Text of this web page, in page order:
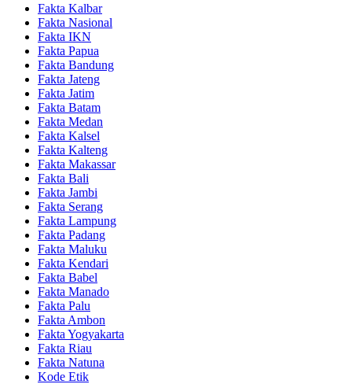
Fakta Kalbar
Fakta Nasional
Fakta IKN
Fakta Papua
Fakta Bandung
Fakta Jateng
Fakta Jatim
Fakta Batam
Fakta Medan
Fakta Kalsel
Fakta Kalteng
Fakta Makassar
Fakta Bali
Fakta Jambi
Fakta Serang
Fakta Lampung
Fakta Padang
Fakta Maluku
Fakta Kendari
Fakta Babel
Fakta Manado
Fakta Palu
Fakta Ambon
Fakta Yogyakarta
Fakta Riau
Fakta Natuna
Kode Etik